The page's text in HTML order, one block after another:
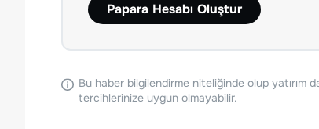
Papara Hesabı Oluştur
Bu haber bilgilendirme niteliğinde olup yatırım
tercihlerinize uygun olmayabilir.